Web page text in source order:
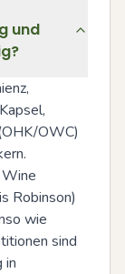
und
OWC)
Robinson)
wie
sind
in